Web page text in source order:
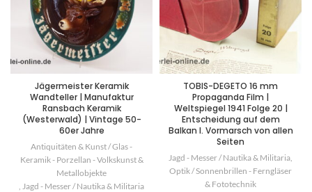
Jägermeister Keramik
Wandteller | Manufaktur
Ransbach Keramik
(Westerwald) | Vintage 50-
60er Jahre
Antiquitäten & Kunst / Glas -
Keramik - Porzellan - Volkskunst &
Metallobjekte
Jagd - Messer / Nautika & Militaria
TOBIS-DEGETO 16 mm
Propaganda Film |
Weltspiegel 1941 Folge 20 |
Entscheidung auf dem
Balkan I. Vormarsch von allen
Seiten
Jagd - Messer / Nautika & Militaria
Optik / Sonnenbrillen - Ferngläser
& Fototechnik